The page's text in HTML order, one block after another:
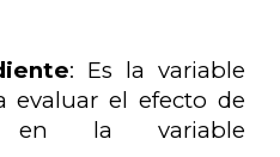
: Es la variable
evaluar el efecto de
en la variable